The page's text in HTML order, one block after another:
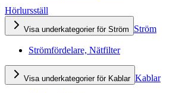
Hörlursställ
Visa underkategorier för Ström Ström
Strömfördelare, Nätfilter
Visa underkategorier för Kablar Kablar